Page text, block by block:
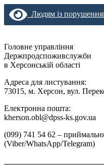
Людям із
Головне управління
Держпродспоживслужби
в Херсонській області
Адреса для листування:
73015, м. Херсон, вул.
Електронна пошта:
kherson.obl@dpss-ks.gov.ua
(099) 741 54 62 –
(Viber/WhatsApp/Telegram)